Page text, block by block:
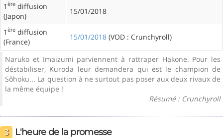
1 ère diffusion
(Japon)
15/01/2018
1 ère diffusion
(France)
15/01/2018 (VOD : Crunchyroll)
Naruko et Imaizumi parviennent à rattraper Hakone. Pour les
déstabiliser, Kuroda leur demandera qui est le champion de
Sôhoku... La question à ne surtout pas poser aux deux rivaux de
la même équipe !
Résumé : Crunchyroll
3 L'heure de la promesse